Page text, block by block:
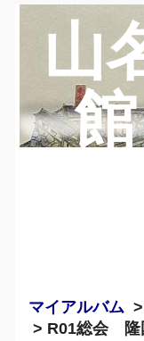
山
マイアルバム >
> R01総会 隆